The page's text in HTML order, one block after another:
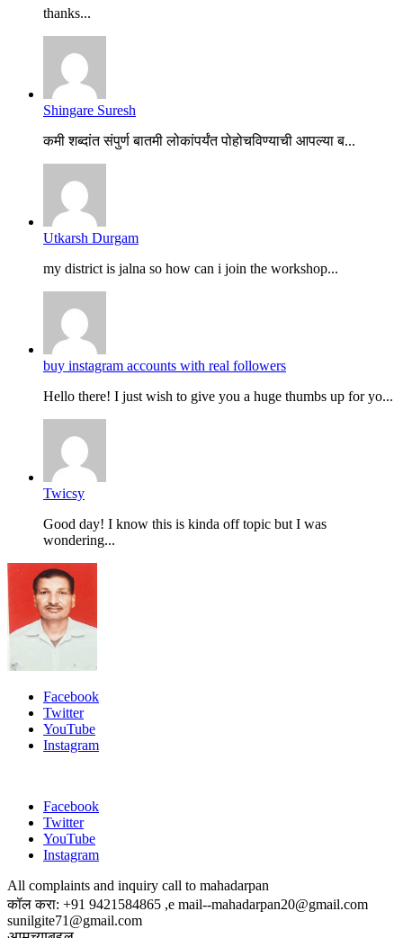
thanks...
Shingare Suresh
कमी शब्दांत संपुर्ण बातमी लोकांपर्यंत पोहोचविण्याची आपल्या ब...
Utkarsh Durgam
my district is jalna so how can i join the workshop...
buy instagram accounts with real followers
Hello there! I just wish to give you a huge thumbs up for yo...
Twicsy
Good day! I know this is kinda off topic but I was
wondering...
Facebook
Twitter
YouTube
Instagram
Facebook
Twitter
YouTube
Instagram
All complaints and inquiry call to mahadarpan
कॉल करा: +91 9421584865 ,e mail--mahadarpan20@gmail.com
sunilgite71@gmail.com